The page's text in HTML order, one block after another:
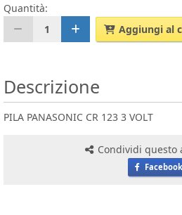
Quantità:
1
Aggiungi al
Descrizione
PILA PANASONIC CR 123 3 VOLT
Condividi questo
Facebook